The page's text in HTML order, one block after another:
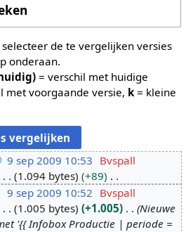
de te vergelijken versies
onderaan.
= verschil met huidige
met voorgaande versie, k= kleine
9 sep 2009 10:53 Bvspall
1.094 bytes
+89
9 sep 2009 10:52 Bvspall
1.005 bytes +1.005
Nieuwe
'{{ Infobox Productie | periode =